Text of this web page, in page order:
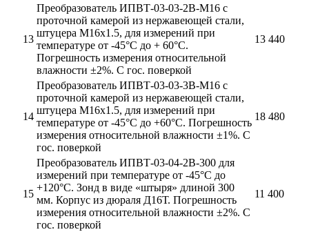
13
Преобразователь ИПВТ-03-03-2В-М16 с
проточной камерой из нержавеющей стали,
штуцера М16х1.5, для измерений при
температуре от -45°С до + 60°С.
Погрешность измерения относительной
влажности ±2%. С гос. поверкой
13 440
14
Преобразователь ИПВТ-03-03-3В-М16 с
проточной камерой из нержавеющей стали,
штуцера М16х1.5, для измерений при
температуре от -45°С до +60°С. Погрешность
измерения относительной влажности ±1%. С
гос. поверкой
18 480
15
Преобразователь ИПВТ-03-04-2В-300 для
измерений при температуре от -45°С до
+120°С. Зонд в виде «штыря» длиной 300
мм. Корпус из дюраля Д16Т. Погрешность
измерения относительной влажности ±2%. С
гос. поверкой
11 400